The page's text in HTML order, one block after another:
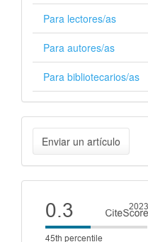
Para lectores/as
Para autores/as
Para bibliotecarios/as
Enviar
un
artículo
Enviar un artículo
Cite
score